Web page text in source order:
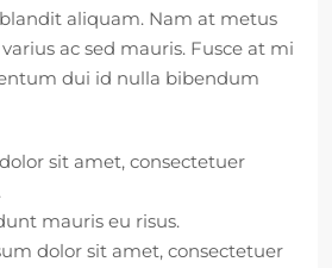
aliquam. Nam at metus
ac sed mauris. Fusce at mi
dui id nulla bibendum
sit amet, consectetuer
mauris eu risus.
dolor sit amet, consectetuer